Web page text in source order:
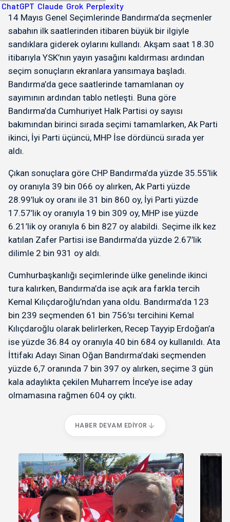
ChatGPT Claude Grok Perplexity
14 Mayıs Genel Seçimlerinde Bandırma’da seçmenler
sabahın ilk saatlerinden itibaren büyük bir ilgiyle
sandıklara giderek oylarını kullandı. Akşam saat 18.30
itibarıyla YSK’nın yayın yasağını kaldırması ardından
seçim sonuçların ekranlara yansımaya başladı.
Bandırma’da gece saatlerinde tamamlanan oy
sayımının ardından tablo netleşti. Buna göre
Bandırma’da Cumhuriyet Halk Partisi oy sayısı
bakımından birinci sırada seçimi tamamlarken, Ak Parti
ikinci, İyi Parti üçüncü, MHP İse dördüncü sırada yer
aldı.
Çıkan sonuçlara göre CHP Bandırma’da yüzde 35.55’lik
oy oranıyla 39 bin 066 oy alırken, Ak Parti yüzde
28.99’luk oy oranı ile 31 bin 860 oy, İyi Parti yüzde
17.57’lik oy oranıyla 19 bin 309 oy, MHP ise yüzde
6.21’lik oy oranıyla 6 bin 827 oy alabildi. Seçime ilk kez
katılan Zafer Partisi ise Bandırma’da yüzde 2.67’lik
dilimle 2 bin 931 oy aldı.
Cumhurbaşkanlığı seçimlerinde ülke genelinde ikinci
tura kalırken, Bandırma’da ise açık ara farkla tercih
Kemal Kılıçdaroğlu’ndan yana oldu. Bandırma’da 123
bin 239 seçmenden 61 bin 756’sı tercihini Kemal
Kılıçdaroğlu olarak belirlerken, Recep Tayyip Erdoğan’a
ise yüzde 36.84 oy oranıyla 40 bin 684 oy kullanıldı. Ata
İttifakı Adayı Sinan Oğan Bandırma’daki seçmenden
yüzde 6,7 oranında 7 bin 397 oy alırken, seçime 3 gün
kala adaylıkta çekilen Muharrem İnce’ye ise aday
olmamasına rağmen 604 oy çıktı.
HABER DEVAM EDIYOR